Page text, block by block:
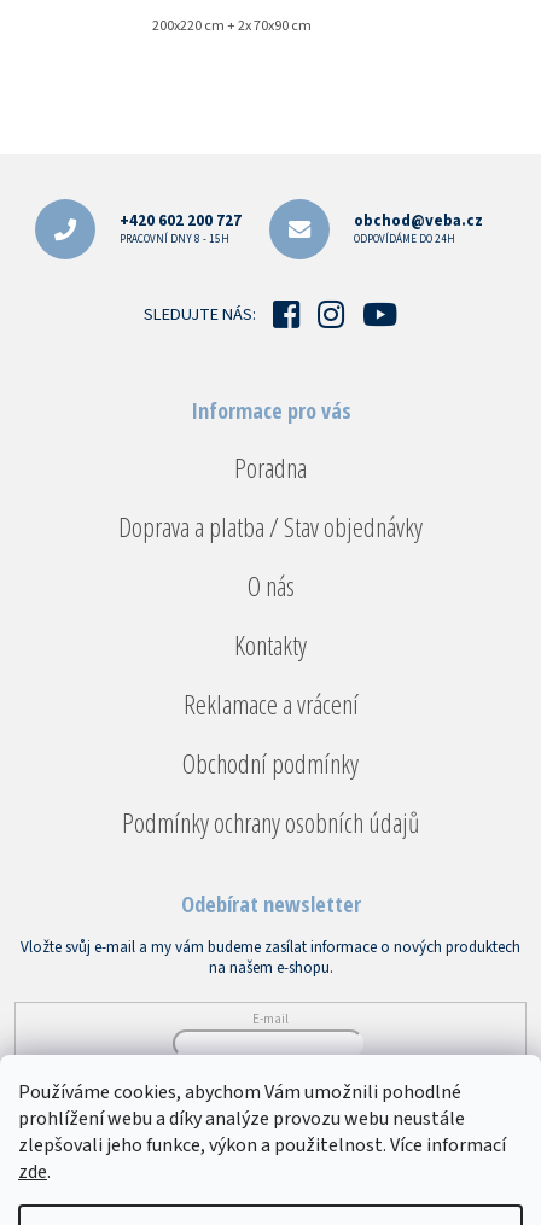
Používáme cookies, abychom Vám umožnili pohodlné
prohlížení webu a díky analýze provozu webu neustále
zlepšovali jeho funkce, výkon a použitelnost. Více informací
zde.
200x220 cm + 2x 70x90 cm
+420 602 200 727
PRACOVNÍ DNY 8 - 15H
obchod@veba.cz
ODPOVÍDÁME DO 24H
SLEDUJTE NÁS:
Informace pro vás
Poradna
Doprava a platba / Stav objednávky
O nás
Kontakty
Reklamace a vrácení
Obchodní podmínky
Podmínky ochrany osobních údajů
Odebírat newsletter
Vložte svůj e-mail a my vám budeme zasílat informace o nových produktech
na našem e-shopu.
E-mail
PŘIHLÁSIT SE